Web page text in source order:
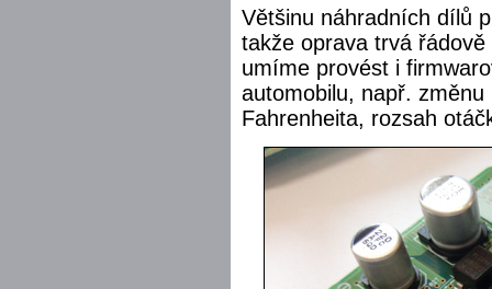
Většinu náhradních dílů
takže oprava trvá
umíme provést i
automobilu, např.
Fahrenheita, rozsah